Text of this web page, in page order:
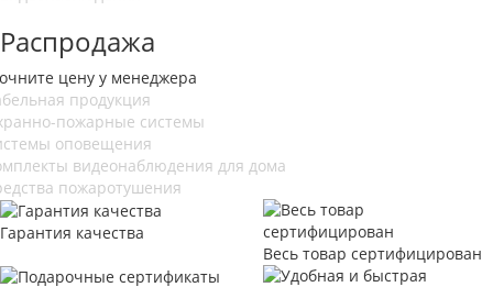
Распродажа
цену у менеджера
продукция
пожарные системы
оповещения
видеонаблюдения для дома
пожаротушения
Гарантия качества
Весь товар сертифицирован